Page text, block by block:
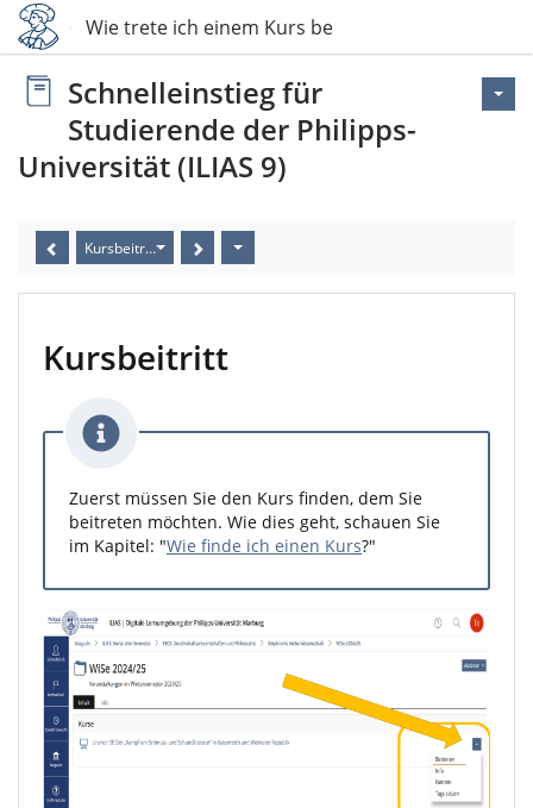
Wie trete ich einem Kurs bei?
Schnelleinstieg für
Studierende der Philipps-
Universität (ILIAS 9)
Kursbeitritt
Kursbeitritt
Zuerst müssen Sie den Kurs finden, dem Sie
beitreten möchten. Wie dies geht, schauen Sie
im Kapitel: "Wie finde ich einen Kurs?"